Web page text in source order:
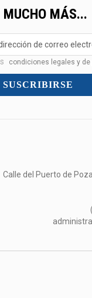
MUCHO MÁS...
condiciones legales y de
SUSCRIBIRSE
Calle del Puerto de